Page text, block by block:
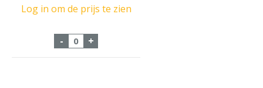
Log in om de prijs te zien
- Chocomel 6x30cl Pet 0% Suiker aantal
+